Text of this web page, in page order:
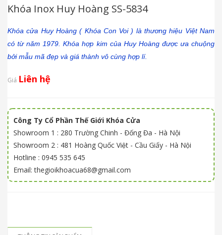
Khóa Inox Huy Hoàng SS-5834
Khóa cửa Huy Hoàng ( Khóa Con Voi ) là thương hiệu Việt Nam
có từ năm 1979. Khóa hợp kim của Huy Hoàng được ưa chuộng
bởi mẫu mã đẹp và giá thành vô cùng hợp lí.
Giá Liên hệ
Công Ty Cổ Phần Thế Giới Khóa Cửa
Showroom 1 : 280 Trường Chinh - Đống Đa - Hà Nội
Showroom 2 : 481 Hoàng Quốc Việt - Cầu Giấy - Hà Nội
Hotline : 0945 535 645
Email: thegioikhoacua68@gmail.com